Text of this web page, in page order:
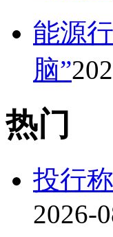
能源
脑”
热门
投行
2026-